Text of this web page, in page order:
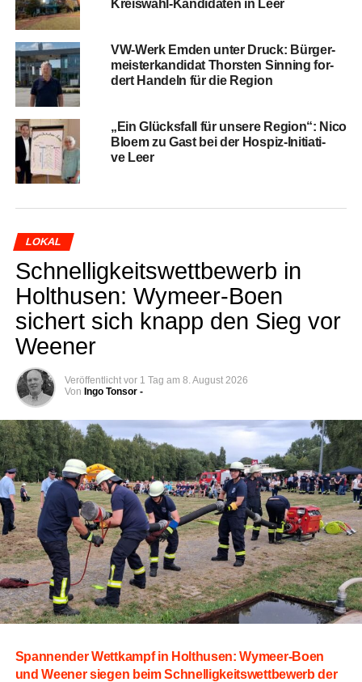
Kreis­wahl-Kan­di­da­ten in Leer
VW-Werk Emden unter Druck: Bür­ger­
meis­ter­kan­di­dat Thors­ten Sin­ning for­
dert Han­deln für die Region
„Ein Glücks­fall für unse­re Regi­on“: Nico
Blo­em zu Gast bei der Hos­piz-Initia­ti­
ve Leer
LOKAL
Schnel­lig­keits­wett­be­werb in
Hol­thusen: Wymeer-Boen
sichert sich knapp den Sieg vor
Weener
Veröffentlicht vor 1 Tag am 8. August 2026
Von Ingo Tonsor -
Span­nen­der Wett­kampf in Hol­thusen: Wymeer-Boen
und Wee­ner sie­gen beim Schnel­lig­keits­wett­be­werb der